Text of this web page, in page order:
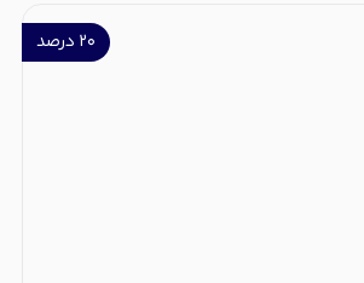
۲۰ درصد